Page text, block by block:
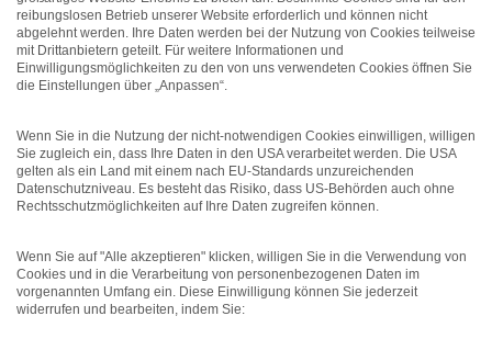
gesundheitlichen
Einschränkungen
Personal
Studie: Bystander-Trainings
senken
Menü
reibungslosen Betrieb unserer Website erforderlich und können nicht
abgelehnt werden. Ihre Daten werden bei der Nutzung von Cookies teilweise
mit Drittanbietern geteilt. Für weitere Informationen und
Einwilligungsmöglichkeiten zu den von uns verwendeten Cookies öffnen Sie
die Einstellungen über „Anpassen“.
Wenn Sie in die Nutzung der nicht-notwendigen Cookies einwilligen, willigen
Sie zugleich ein, dass Ihre Daten in den USA verarbeitet werden. Die USA
gelten als ein Land mit einem nach EU-Standards unzureichenden
Datenschutzniveau. Es besteht das Risiko, dass US-Behörden auch ohne
Rechtsschutzmöglichkeiten auf Ihre Daten zugreifen können.
Wenn Sie auf "Alle akzeptieren" klicken, willigen Sie in die Verwendung von
Cookies und in die Verarbeitung von personenbezogenen Daten im
vorgenannten Umfang ein. Diese Einwilligung können Sie jederzeit
widerrufen und bearbeiten, indem Sie: